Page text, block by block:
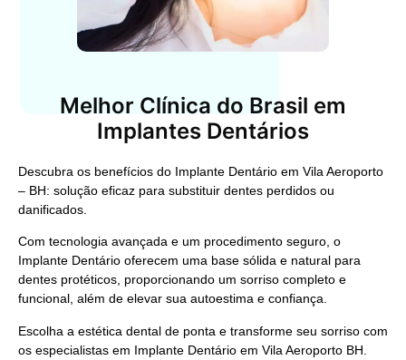
Melhor Clínica do Brasil em
Implantes Dentários
Descubra os benefícios do Implante Dentário em Vila Aeroporto
– BH: solução eficaz para substituir dentes perdidos ou
danificados.
Com tecnologia avançada e um procedimento seguro, o
Implante Dentário oferecem uma base sólida e natural para
dentes protéticos, proporcionando um sorriso completo e
funcional, além de elevar sua autoestima e confiança.
Escolha a estética dental de ponta e transforme seu sorriso com
os especialistas em Implante Dentário em Vila Aeroporto BH